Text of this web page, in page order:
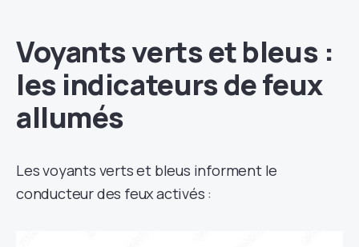
Voyants verts et bleus :
les indicateurs de feux
allumés
Les voyants verts et bleus informent le
conducteur des feux activés :